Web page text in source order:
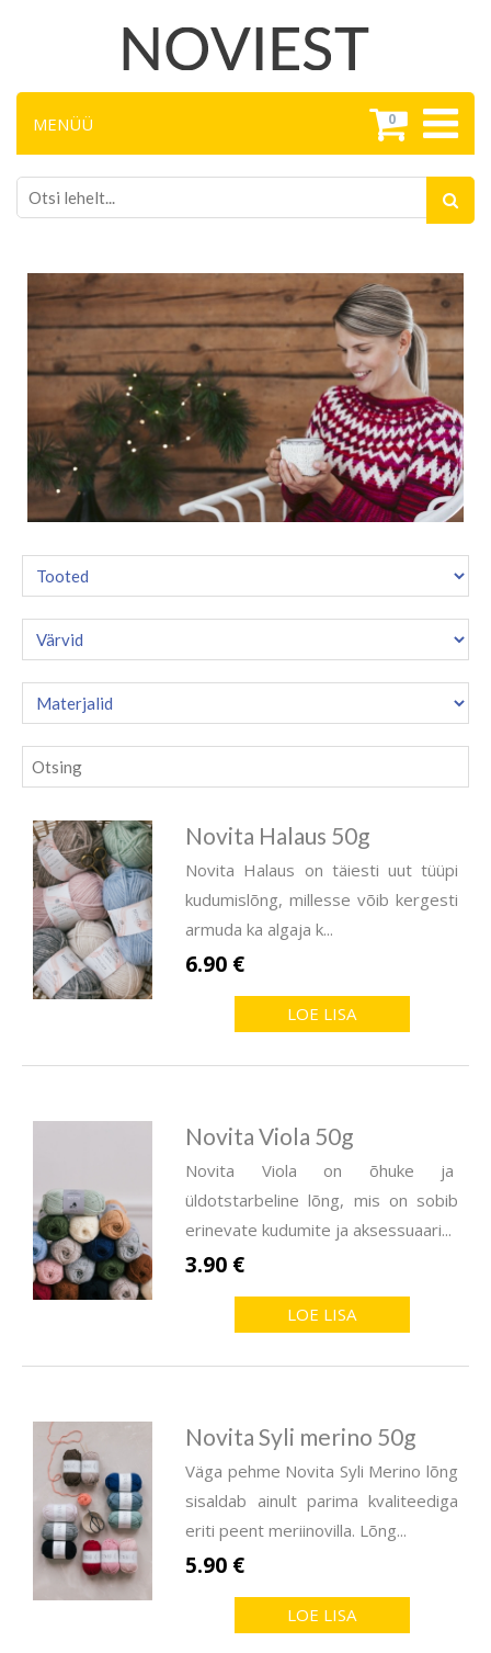
0
MENÜÜ
Novita Halaus 50g
Novita Halaus on täiesti uut tüüpi
kudumislõng, millesse võib kergesti
armuda ka algaja k...
6.90 €
LOE LISA
Novita Viola 50g
Novita Viola on õhuke ja
üldotstarbeline lõng, mis on sobib
erinevate kudumite ja aksessuaari...
3.90 €
LOE LISA
Novita Syli merino 50g
Väga pehme Novita Syli Merino lõng
sisaldab ainult parima kvaliteediga
eriti peent meriinovilla. Lõng...
5.90 €
LOE LISA